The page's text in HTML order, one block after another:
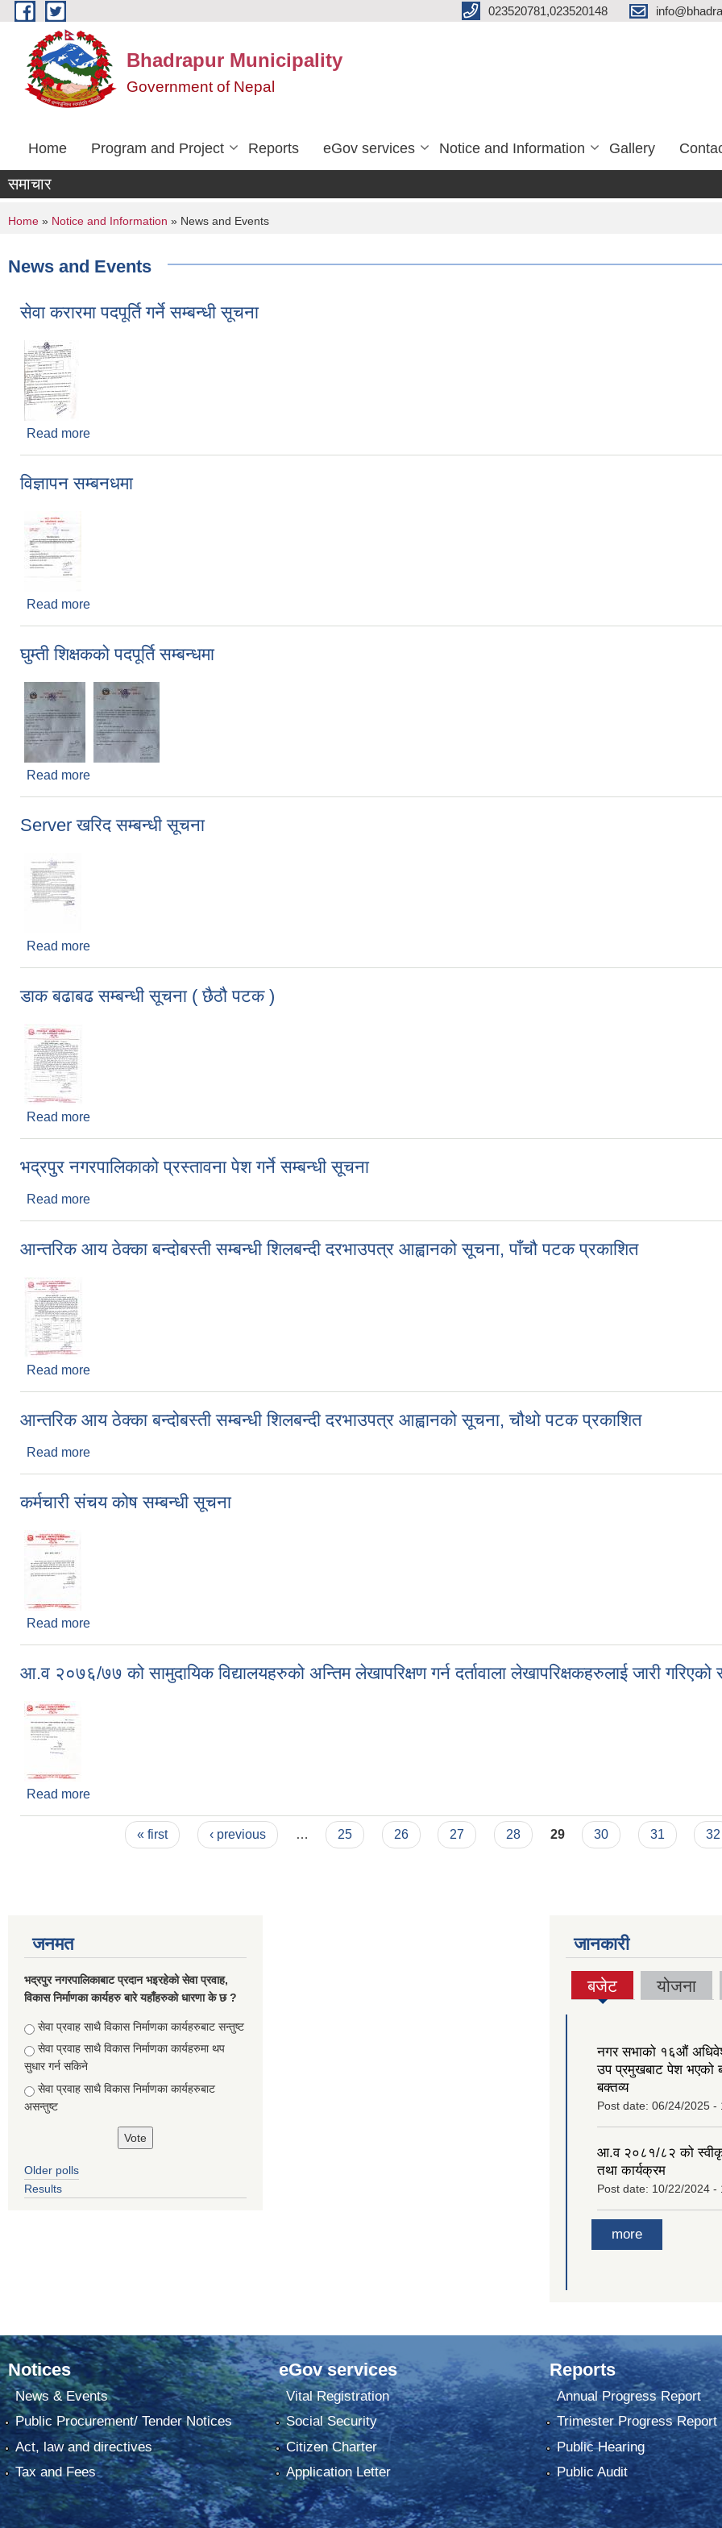
Skip to main content 023520781,023520148
Bhadrapur Municipality
Government of Nepal
Home Program and Project Reports eGov services Notice and Information Gallery
समाचार
You are here
Home » Notice and Information » News and Events
News and Events
सेवा करारमा पदपूर्ति गर्ने सम्बन्धी सूचना
Read more
विज्ञापन सम्बनधमा
Read more
घुम्ती शिक्षकको पदपूर्ति सम्बन्धमा
Read more
Server खरिद सम्बन्धी सूचना
Read more
डाक बढाबढ सम्बन्धी सूचना ( छैठौ पटक )
Read more
भद्रपुर नगरपालिकाको प्रस्तावना पेश गर्ने सम्बन्धी सूचना
Read more
आन्तरिक आय ठेक्का बन्दोबस्ती सम्बन्धी शिलबन्दी दरभाउपत्र आह्वानको सूचना, पाँचौ पटक प्रकाशित
Read more
आन्तरिक आय ठेक्का बन्दोबस्ती सम्बन्धी शिलबन्दी दरभाउपत्र आह्वानको सूचना, चौथो पटक प्रकाशित
Read more
कर्मचारी संचय कोष सम्बन्धी सूचना
Read more
आ.व २०७६/७७ को सामुदायिक विद्यालयहरुको अन्तिम लेखापरिक्षण गर्न दर्तावाला लेखापरिक्षकहरुलाई जारी गरिएको
Read more
« first ‹ previous … 25 26 27 28 29 30 31 32
जनमत
भद्रपुर नगरपालिकाबाट प्रदान भइरहेको सेवा प्रवाह,
विकास निर्माणका कार्यहरु बारे यहाँहरुको धारणा के छ ?
Choices
सेवा प्रवाह साथै विकास निर्माणका कार्यहरुबाट सन्तुष्ट
सेवा प्रवाह साथै विकास निर्माणका कार्यहरुमा थप
सुधार गर्न सकिने
सेवा प्रवाह साथै विकास निर्माणका कार्यहरुबाट
असन्तुष्ट
Older polls
Results
जानकारी
बजेट
(active
योजना
नगर सभाको १६‍औं
उप प्रमुखबाट पेश भएको
बक्तव्य
Post date: 06/24/2025 -
आ.व २०८१/८२ को
तथा कार्यक्रम
Post date: 10/22/2024 -
more
Notices
News & Events
Public Procurement/ Tender Notices
Act, law and directives
Tax and Fees
eGov services
Vital Registration
Social Security
Citizen Charter
Application Letter
Reports
Annual Progress Report
Trimester Progress Report
Public Hearing
Public Audit